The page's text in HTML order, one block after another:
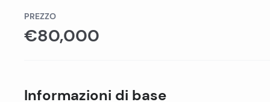
PREZZO
€80,000
Informazioni di base